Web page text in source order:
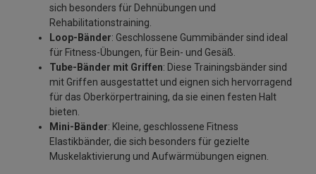
sich besonders für Dehnübungen und
Rehabilitationstraining.​
Loop-Bänder: Geschlossene Gummibänder sind ideal
für Fitness-Übungen, für Bein- und Gesäß.
Tube-Bänder mit Griffen: Diese Trainingsbänder sind
mit Griffen ausgestattet und eignen sich hervorragend
für das Oberkörpertraining, da sie einen festen Halt
bieten.​
Mini-Bänder: Kleine, geschlossene Fitness
Elastikbänder, die sich besonders für gezielte
Muskelaktivierung und Aufwärmübungen eignen.​